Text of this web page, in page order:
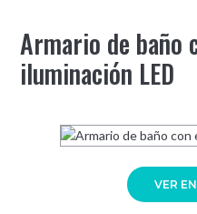
Armario de baño
iluminación LED
VER